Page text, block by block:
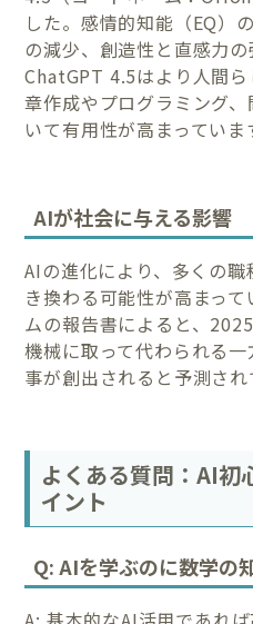
した。感情的知能（EQ）
の減少、創造性と直感力の
ChatGPT 4.5はより人間
章作成やプログラミング
いて有用性が高まっていま
AIが社会に与える影響
AIの進化により、多くの
き換わる可能性が高まっ
ムの報告書によると、
機械に取って代わられる
事が創出されると予測され
よくある質問：AI初
イント
Q: AIを学ぶのに数学の